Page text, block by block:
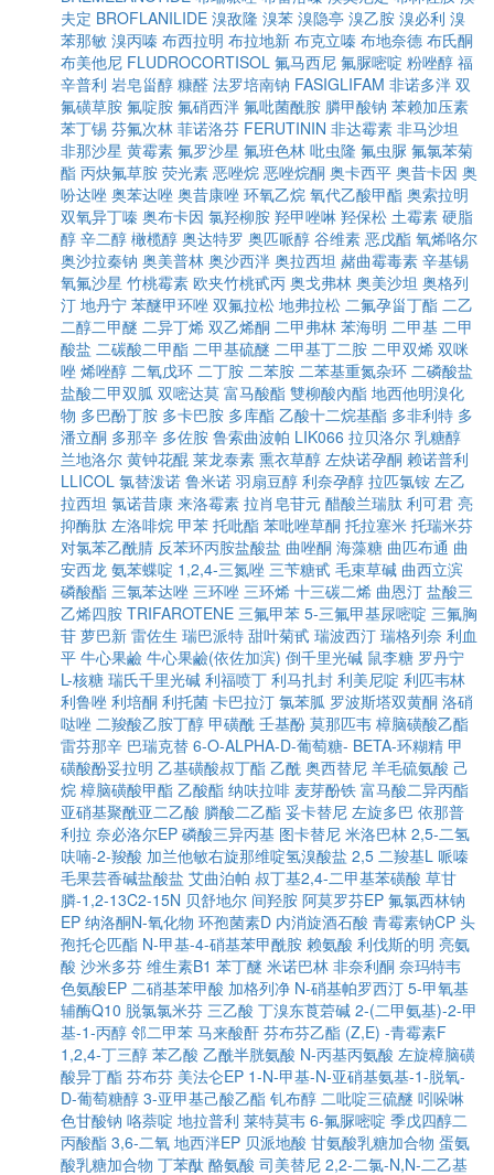
夫定 BROFLANILIDE 溴敌隆 溴苯 溴隐亭 溴乙胺 溴必利 溴
苯那敏 溴丙嗪 布西拉明 布拉地新 布克立嗪 布地奈德 布氏酮
布美他尼 FLUDROCORTISOL 氟马西尼 氟脲嘧啶 粉唑醇 福
辛普利 岩皂甾醇 糠醛 法罗培南钠 FASIGLIFAM 非诺多泮 双
氟磺草胺 氟啶胺 氟硝西泮 氟吡菌酰胺 膦甲酸钠 苯赖加压素
苯丁锡 芬氟次林 菲诺洛芬 FERUTININ 非达霉素 非马沙坦
非那沙星 黄霉素 氟罗沙星 氟班色林 吡虫隆 氟虫脲 氟氯苯菊
酯 丙炔氟草胺 荧光素 恶唑烷 恶唑烷酮 奥卡西平 奥昔卡因 奥
吩达唑 奥苯达唑 奥昔康唑 环氧乙烷 氧代乙酸甲酯 奥索拉明
双氧异丁嗪 奥布卡因 氯羟柳胺 羟甲唑啉 羟保松 土霉素 硬脂
醇 辛二醇 橄榄醇 奥达特罗 奥匹哌醇 谷维素 恶戊酯 氧烯咯尔
奥沙拉秦钠 奥美普林 奥沙西泮 奥拉西坦 赭曲霉毒素 辛基锡
氧氟沙星 竹桃霉素 欧夹竹桃甙丙 奥戈弗林 奥美沙坦 奥格列
汀 地丹宁 苯醚甲环唑 双氟拉松 地弗拉松 二氟孕甾丁酯 二乙
二醇二甲醚 二异丁烯 双乙烯酮 二甲弗林 苯海明 二甲基 二甲
酸盐 二碳酸二甲酯 二甲基硫醚 二甲基丁二胺 二甲双烯 双咪
唑 烯唑醇 二氧戊环 二丁胺 二苯胺 二苯基重氮杂环 二磷酸盐
盐酸二甲双胍 双嘧达莫 富马酸酯 雙柳酸內酯 地西他明溴化
物 多巴酚丁胺 多卡巴胺 多库酯 乙酸十二烷基酯 多非利特 多
潘立酮 多那辛 多佐胺 鲁索曲波帕 LIK066 拉贝洛尔 乳糖醇
兰地洛尔 黄钟花醌 莱龙泰素 熏衣草醇 左炔诺孕酮 赖诺普利
LLICOL 氯替泼诺 鲁米诺 羽扇豆醇 利奈孕醇 拉匹氯铵 左乙
拉西坦 氯诺昔康 来洛霉素 拉肖皂苷元 醋酸兰瑞肽 利可君 亮
抑酶肽 左洛啡烷 甲苯 托吡酯 苯吡唑草酮 托拉塞米 托瑞米芬
对氯苯乙酰腈 反苯环丙胺盐酸盐 曲唑酮 海藻糖 曲匹布通 曲
安西龙 氨苯蝶啶 1,2,4-三氮唑 三苄糖甙 毛束草碱 曲西立滨
磷酸酯 三氯苯达唑 三环唑 三环烯 十三碳二烯 曲恩汀 盐酸三
乙烯四胺 TRIFAROTENE 三氟甲苯 5-三氟甲基尿嘧啶 三氟胸
苷 萝巴新 雷佐生 瑞巴派特 甜叶菊甙 瑞波西汀 瑞格列奈 利血
平 牛心果鹼 牛心果鹼(依佐加滨) 倒千里光碱 鼠李糖 罗丹宁
L-核糖 瑞氏千里光碱 利福喷丁 利马扎封 利美尼啶 利匹韦林
利鲁唑 利培酮 利托菌 卡巴拉汀 氯苯胍 罗波斯塔双黄酮 洛硝
哒唑 二羧酸乙胺丁醇 甲磺酰 壬基酚 莫那匹韦 樟脑磺酸乙酯
雷芬那辛 巴瑞克替 6-O-ALPHA-D-葡萄糖- BETA-环糊精 甲
磺酸酚妥拉明 乙基磺酸叔丁酯 乙酰 奥西替尼 羊毛硫氨酸 己
烷 樟脑磺酸甲酯 乙酸酯 纳呋拉啡 麦芽酚铁 富马酸二异丙酯
亚硝基聚酰亚二乙酸 膦酸二乙酯 妥卡替尼 左旋多巴 依那普
利拉 奈必洛尔EP 磷酸三异丙基 图卡替尼 米洛巴林 2,5-二氢
呋喃-2-羧酸 加兰他敏右旋那维啶氢溴酸盐 2,5 二羧基L 哌嗪
毛果芸香碱盐酸盐 艾曲泊帕 叔丁基2,4-二甲基苯磺酸 草甘
膦-1,2-13C2-15N 贝舒地尔 间羟胺 阿莫罗芬EP 氟氯西林钠
EP 纳洛酮N-氧化物 环孢菌素D 内消旋酒石酸 青霉素钠CP 头
孢托仑匹酯 N-甲基-4-硝基苯甲酰胺 赖氨酸 利伐斯的明 亮氨
酸 沙米多芬 维生素B1 苯丁醚 米诺巴林 非奈利酮 奈玛特韦
色氨酸EP 二硝基苯甲酸 加格列净 N-硝基帕罗西汀 5-甲氧基
辅酶Q10 脱氯氯米芬 三乙酸 丁溴东莨菪碱 2-(二甲氨基)-2-甲
基-1-丙醇 邻二甲苯 马来酸酐 芬布芬乙酯 (Z,E) -青霉素F
1,2,4-丁三醇 苯乙酸 乙酰半胱氨酸 N-丙基丙氨酸 左旋樟脑磺
酸异丁酯 芬布芬 美法仑EP 1-N-甲基-N-亚硝基氨基-1-脱氧-
D-葡萄糖醇 3-亚甲基己酸乙酯 钆布醇 二吡啶三硫醚 吲哚啉
色甘酸钠 咯萘啶 地拉普利 莱特莫韦 6-氟脲嘧啶 季戊四醇二
丙酸酯 3,6-二氧 地西泮EP 贝派地酸 甘氨酸乳糖加合物 蛋氨
酸乳糖加合物 丁苯酞 酪氨酸 司美替尼 2,2-二氯-N,N-二乙基